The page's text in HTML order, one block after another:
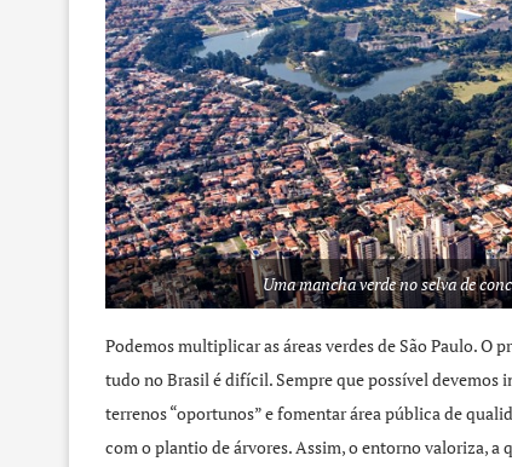
Uma mancha verde no selva de
Podemos multiplicar as áreas verdes de São Paulo. O
tudo no Brasil é difícil. Sempre que possível
terrenos “oportunos” e fomentar área pública de
com o plantio de árvores. Assim, o entorno valoriza,